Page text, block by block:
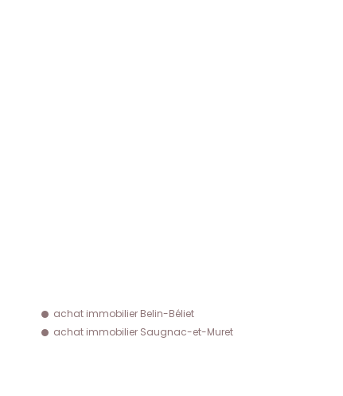
achat immobilier Belin-Béliet
achat immobilier Saugnac-et-Muret